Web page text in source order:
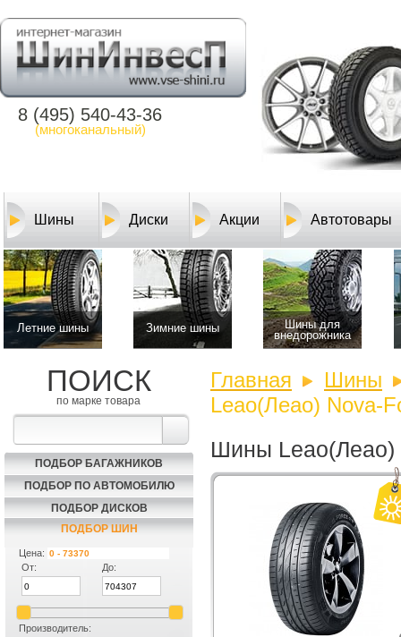
8 (495) 540-43-36
(многоканальный)
Шины Диски Акции Автотовары
Летние шины Зимние шины
Шины для
внедорожника
ПОИСК
по марке товара
ПОДБОР БАГАЖНИКОВ
ПОДБОР ПО АВТОМОБИЛЮ
ПОДБОР ДИСКОВ
ПОДБОР ШИН
Цена:
От:
До:
Производитель:
Главная
Шины
Leao(Леао) Nova-
Шины Leao(Леао)